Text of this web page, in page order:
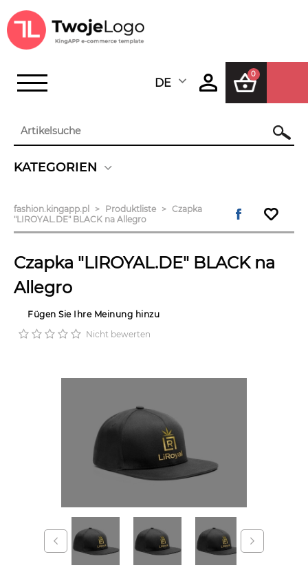
DEUTSCH
0
Suchen
KATEGORIEN
fashion.kingapp.pl Produktliste
Czapka
"LIROYAL.DE" BLACK na Allegro
Czapka "LIROYAL.DE" BLACK na
Allegro
Nicht bewerten
Fügen Sie Ihre Meinung hinzu